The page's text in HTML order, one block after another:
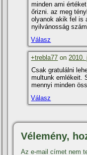
minden ami
őrizni. az meg
olyanok akik fel is
nyilvánosság
Válasz
+trebla77 on2010.
Csak gratulálni
multunk emlékeit.
mennyi minden
Válasz
Vélemény,
Az e-mail címet nem